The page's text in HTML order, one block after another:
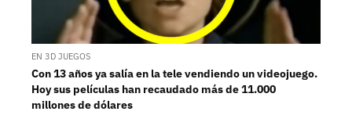
EN 3D JUEGOS
Con 13 años ya salía en la tele vendiendo un videojuego.
Hoy sus películas han recaudado más de 11.000
millones de dólares